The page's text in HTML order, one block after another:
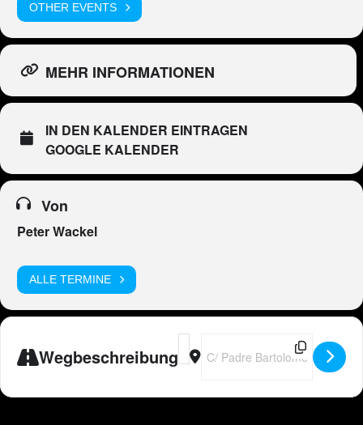
OTHER EVENTS
MEHR INFORMATIONEN
IN DEN KALENDER EINTRAGEN
GOOGLE KALENDER
Von
Peter Wackel
ALLE TERMINE
Wegbeschreibung
Address - Peter Wackel LIVE im
Destination Address - Peter